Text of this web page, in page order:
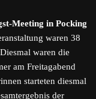
Meeting in Pocking
waren 38
waren die
am Freitagabend
starteten diesmal
der